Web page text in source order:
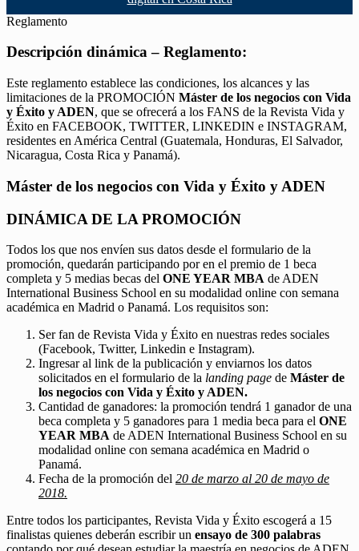
Reglamento
Descripción dinámica – Reglamento:
Este reglamento establece las condiciones, los alcances y las
limitaciones de la PROMOCIÓN Máster de los negocios con Vida
y Éxito y ADEN, que se ofrecerá a los FANS de la Revista Vida y
Éxito en FACEBOOK, TWITTER, LINKEDIN e INSTAGRAM,
residentes en América Central (Guatemala, Honduras, El Salvador,
Nicaragua, Costa Rica y Panamá).
Máster de los negocios con Vida y Éxito y ADEN
DINÁMICA DE LA PROMOCIÓN
Todos los que nos envíen sus datos desde el formulario de la
promoción, quedarán participando por en el premio de 1 beca
completa y 5 medias becas del ONE YEAR MBA de ADEN
International Business School en su modalidad online con semana
académica en Madrid o Panamá. Los requisitos son:
Ser fan de Revista Vida y Éxito en nuestras redes sociales
(Facebook, Twitter, Linkedin e Instagram).
Ingresar al link de la publicación y enviarnos los datos
solicitados en el formulario de la landing page de Máster de
los negocios con Vida y Éxito y ADEN.
Cantidad de ganadores: la promoción tendrá 1 ganador de una
beca completa y 5 ganadores para 1 media beca para el ONE
YEAR MBA de ADEN International Business School en su
modalidad online con semana académica en Madrid o
Panamá.
Fecha de la promoción del 20 de marzo al 20 de mayo de
2018.
Entre todos los participantes, Revista Vida y Éxito escogerá a 15
finalistas quienes deberán escribir un ensayo de 300 palabras